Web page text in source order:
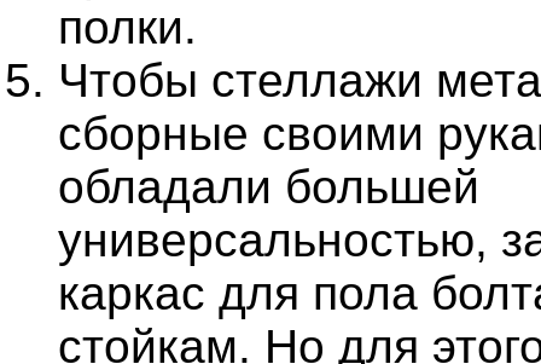
полки.
Чтобы стеллажи
сборные своими
обладали большей
универсальностью,
каркас для пола
стойкам. Но для